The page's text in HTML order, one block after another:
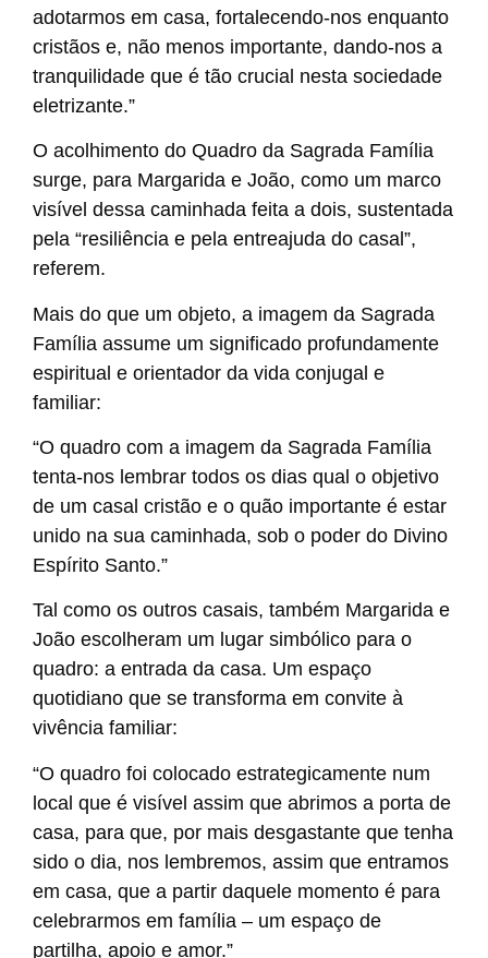
adotarmos em casa, fortalecendo-nos enquanto
cristãos e, não menos importante, dando-nos a
tranquilidade que é tão crucial nesta sociedade
eletrizante.”
O acolhimento do Quadro da Sagrada Família
surge, para Margarida e João, como um marco
visível dessa caminhada feita a dois, sustentada
pela “resiliência e pela entreajuda do casal”,
referem.
Mais do que um objeto, a imagem da Sagrada
Família assume um significado profundamente
espiritual e orientador da vida conjugal e
familiar:
“O quadro com a imagem da Sagrada Família
tenta-nos lembrar todos os dias qual o objetivo
de um casal cristão e o quão importante é estar
unido na sua caminhada, sob o poder do Divino
Espírito Santo.”
Tal como os outros casais, também Margarida e
João escolheram um lugar simbólico para o
quadro: a entrada da casa. Um espaço
quotidiano que se transforma em convite à
vivência familiar:
“O quadro foi colocado estrategicamente num
local que é visível assim que abrimos a porta de
casa, para que, por mais desgastante que tenha
sido o dia, nos lembremos, assim que entramos
em casa, que a partir daquele momento é para
celebrarmos em família – um espaço de
partilha, apoio e amor.”